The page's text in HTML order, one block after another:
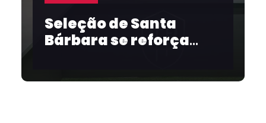
Seleção de Santa
Bárbara se reforça